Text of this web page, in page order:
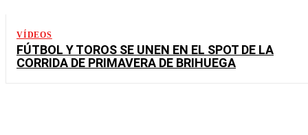
VÍDEOS
FÚTBOL Y TOROS SE UNEN EN EL SPOT DE LA
CORRIDA DE PRIMAVERA DE BRIHUEGA